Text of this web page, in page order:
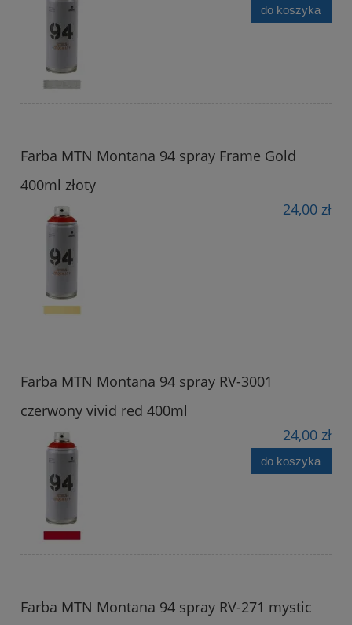
do koszyka
Farba MTN Montana 94 spray Frame Gold
400ml złoty
24,00 zł
Farba MTN Montana 94 spray RV-3001
czerwony vivid red 400ml
24,00 zł
do koszyka
Farba MTN Montana 94 spray RV-271 mystic